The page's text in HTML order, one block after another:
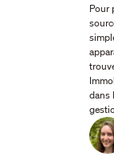
Pour
dans